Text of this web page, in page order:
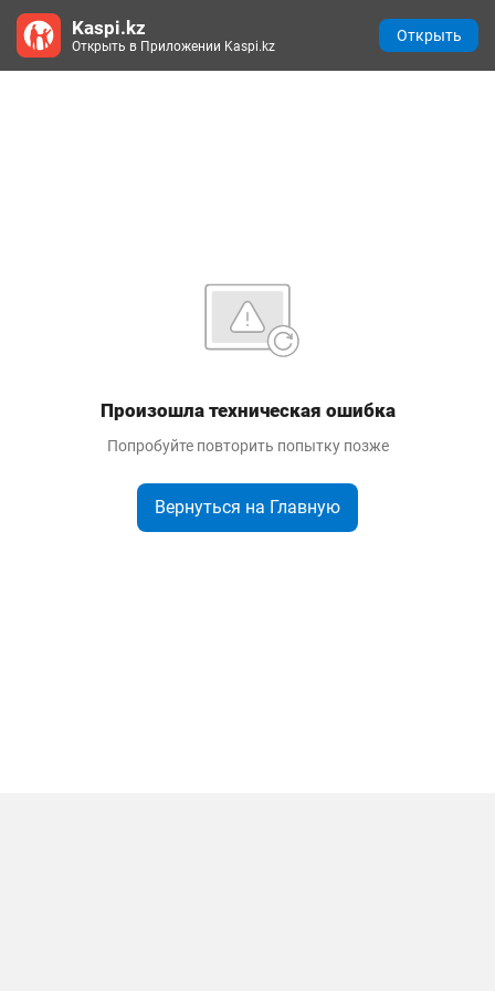
Произошла техническая ошибка
Попробуйте повторить попытку позже
Вернуться на Главную
Kaspi.kz
Открыть в Приложении Kaspi.kz
Открыть